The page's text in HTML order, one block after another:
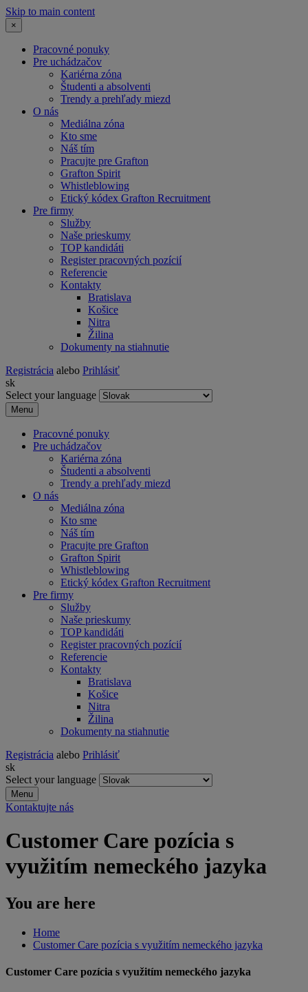
Skip to main content
×
Pracovné ponuky
Pre uchádzačov
Kariérna zóna
Študenti a absolventi
Trendy a prehľady miezd
O nás
Mediálna zóna
Kto sme
Náš tím
Pracujte pre Grafton
Grafton Spirit
Whistleblowing
Etický kódex Grafton Recruitment
Pre firmy
Služby
Naše prieskumy
TOP kandidáti
Register pracovných pozícií
Referencie
Kontakty
Bratislava
Košice
Nitra
Žilina
Dokumenty na stiahnutie
Registrácia alebo Prihlásiť
sk
Select your language
Menu
Pracovné ponuky
Pre uchádzačov
Kariérna zóna
Študenti a absolventi
Trendy a prehľady miezd
O nás
Mediálna zóna
Kto sme
Náš tím
Pracujte pre Grafton
Grafton Spirit
Whistleblowing
Etický kódex Grafton Recruitment
Pre firmy
Služby
Naše prieskumy
TOP kandidáti
Register pracovných pozícií
Referencie
Kontakty
Bratislava
Košice
Nitra
Žilina
Dokumenty na stiahnutie
Registrácia alebo Prihlásiť
sk
Select your language
Menu
Kontaktujte nás
Customer Care pozícia s
využitím nemeckého jazyka
You are here
Home
Customer Care pozícia s využitím nemeckého jazyka
Customer Care pozícia s využitím nemeckého jazyka